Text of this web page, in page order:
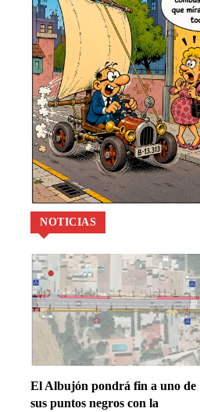
NOTICIAS
El Albujón pondrá fin a uno de
sus puntos negros con la